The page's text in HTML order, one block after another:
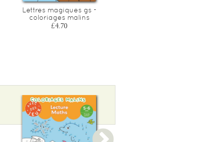
Lettres magiques gs -
coloriages malins
£4.70